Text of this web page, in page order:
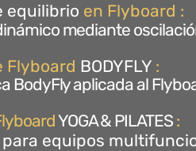
equilibrio en Flyboard :
mediante
Flyboard BODYFLY :
BodyFly aplicada al
YOGA & PILATES :
equipos